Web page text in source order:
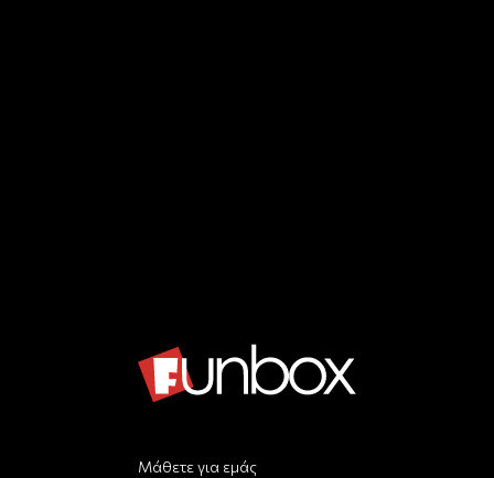
Μάθετε για εμάς